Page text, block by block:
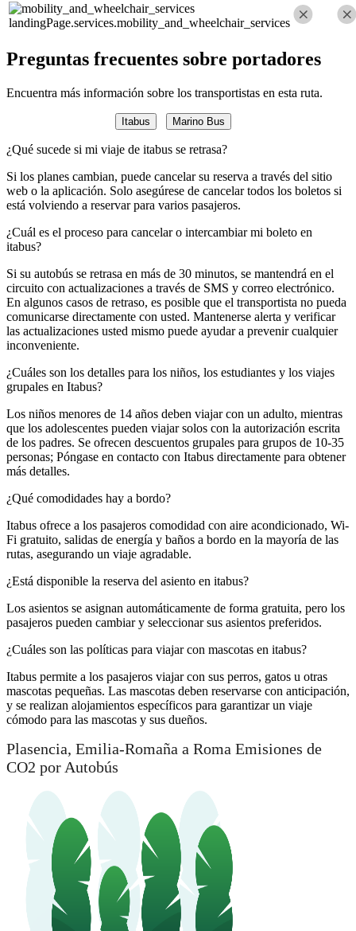
landingPage.services.mobility_and_wheelchair_services
Preguntas frecuentes sobre portadores
Encuentra más información sobre los transportistas en esta ruta.
Itabus Marino Bus
¿Qué sucede si mi viaje de itabus se retrasa?
Si los planes cambian, puede cancelar su reserva a través del sitio
web o la aplicación. Solo asegúrese de cancelar todos los boletos si
está volviendo a reservar para varios pasajeros.
¿Cuál es el proceso para cancelar o intercambiar mi boleto en
itabus?
Si su autobús se retrasa en más de 30 minutos, se mantendrá en el
circuito con actualizaciones a través de SMS y correo electrónico.
En algunos casos de retraso, es posible que el transportista no pueda
comunicarse directamente con usted. Mantenerse alerta y verificar
las actualizaciones usted mismo puede ayudar a prevenir cualquier
inconveniente.
¿Cuáles son los detalles para los niños, los estudiantes y los viajes
grupales en Itabus?
Los niños menores de 14 años deben viajar con un adulto, mientras
que los adolescentes pueden viajar solos con la autorización escrita
de los padres. Se ofrecen descuentos grupales para grupos de 10-35
personas; Póngase en contacto con Itabus directamente para obtener
más detalles.
¿Qué comodidades hay a bordo?
Itabus ofrece a los pasajeros comodidad con aire acondicionado, Wi-
Fi gratuito, salidas de energía y baños a bordo en la mayoría de las
rutas, asegurando un viaje agradable.
¿Está disponible la reserva del asiento en itabus?
Los asientos se asignan automáticamente de forma gratuita, pero los
pasajeros pueden cambiar y seleccionar sus asientos preferidos.
¿Cuáles son las políticas para viajar con mascotas en itabus?
Itabus permite a los pasajeros viajar con sus perros, gatos u otras
mascotas pequeñas. Las mascotas deben reservarse con anticipación,
y se realizan alojamientos específicos para garantizar un viaje
cómodo para las mascotas y sus dueños.
Plasencia, Emilia-Romaña a Roma Emisiones de
CO2 por Autobús